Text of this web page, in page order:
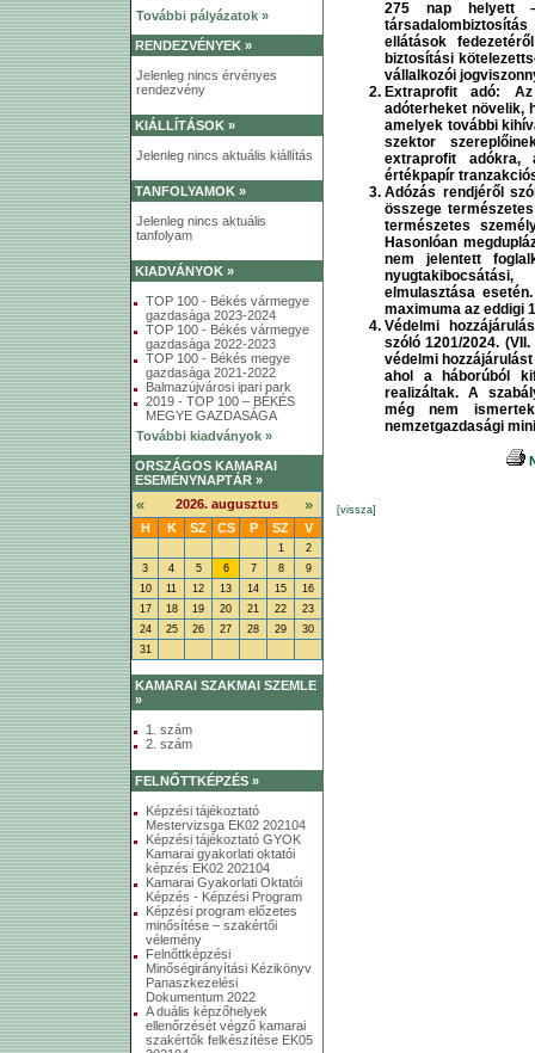
További pályázatok »
RENDEZVÉNYEK »
Jelenleg nincs érvényes
rendezvény
KIÁLLÍTÁSOK »
Jelenleg nincs aktuális kiállítás
TANFOLYAMOK »
Jelenleg nincs aktuális
tanfolyam
KIADVÁNYOK »
TOP 100 - Békés vármegye
gazdasága 2023-2024
TOP 100 - Békés vármegye
gazdasága 2022-2023
TOP 100 - Békés megye
gazdasága 2021-2022
Balmazújvárosi ipari park
2019 - TOP 100 – BÉKÉS
MEGYE GAZDASÁGA
További kiadványok »
ORSZÁGOS KAMARAI
ESEMÉNYNAPTÁR »
« 2026. augusztus »
H K SZ CS P SZ V
1
2
3
4 5 6 7 8
9
10
11 12 13 14 15
16
17
18 19 20 21 22
23
24
25 26 27 28 29
30
31
KAMARAI SZAKMAI SZEMLE
»
1. szám
2. szám
FELNŐTTKÉPZÉS »
Képzési tájékoztató
Mestervizsga EK02 202104
Képzési tájékoztató GYOK
Kamarai gyakorlati oktatói
képzés EK02 202104
Kamarai Gyakorlati Oktatói
Képzés - Képzési Program
Képzési program előzetes
minősítése – szakértői
vélemény
Felnőttképzési
Minőségirányítási Kézikönyv
Panaszkezelési
Dokumentum 2022
A duális képzőhelyek
ellenőrzését végző kamarai
szakértők felkészítése EK05
275 nap helyett
ellátások
biztosítási
vállalkozói
Extraprofit adó:
Az
adóterheket növelik,
amelyek további
szektor
extraprofit
értékpapír
Adózás rendjéről
összege
természetes
Hasonlóan
nem jelentett
elmulasztása
maximuma az eddigi
Védelmi
szóló 1201/2024.
védelmi
ahol a háborúból
realizáltak. A
még nem
nemzetgazdasági
[vissza]